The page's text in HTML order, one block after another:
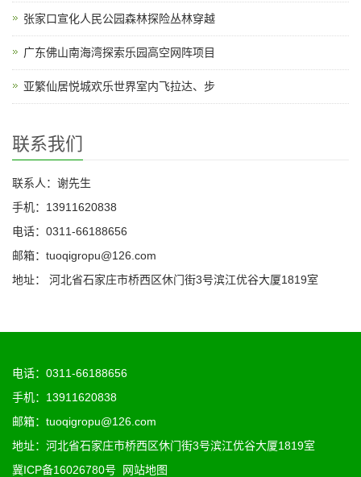
张家口宣化人民公园森林探险丛林穿越
广东佛山南海湾探索乐园高空网阵项目
亚繁仙居悦城欢乐世界室内飞拉达、步
联系我们
联系人：谢先生
手机：13911620838
电话：0311-66188656
邮箱：tuoqigropu@126.com
地址： 河北省石家庄市桥西区休门街3号滨江优谷大厦1819室
电话：0311-66188656
手机：13911620838
邮箱：tuoqigropu@126.com
地址：河北省石家庄市桥西区休门街3号滨江优谷大厦1819室
冀ICP备16026780号
网站地图